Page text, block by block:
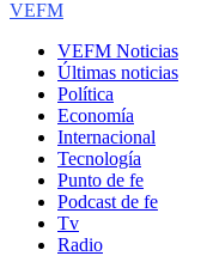
Menú
VEFM
VEFM Noticias
Últimas noticias
Política
Economía
Internacional
Tecnología
Punto de fe
Podcast de fe
Tv
Radio